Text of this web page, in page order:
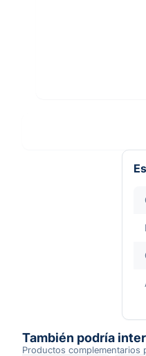
También podría
Productos complementarios